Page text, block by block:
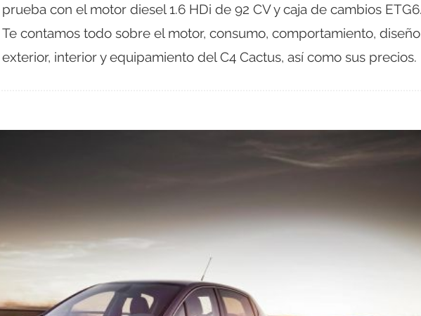
prueba con el motor diesel 1.6 HDi de 92 CV y caja de cambios
Te contamos todo sobre el motor, consumo, comportamiento, diseño
exterior, interior y equipamiento del C4 Cactus, así como sus precios.